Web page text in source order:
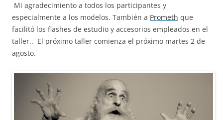
Mi agradecimiento a todos los participantes y
especialmente a los modelos. También a Prometh que
facilitó los flashes de estudio y accesorios empleados en el
taller.. El próximo taller comienza el próximo martes 2 de
agosto.